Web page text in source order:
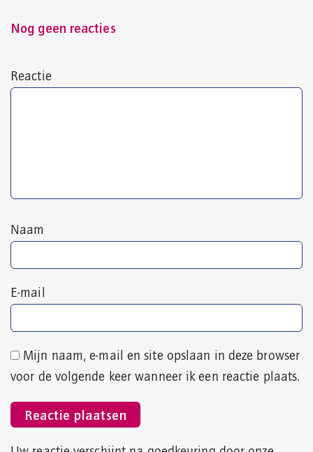
Nog geen reacties
Reactie
Naam
E-mail
Mijn naam, e-mail en site opslaan in deze browser
voor de volgende keer wanneer ik een reactie plaats.